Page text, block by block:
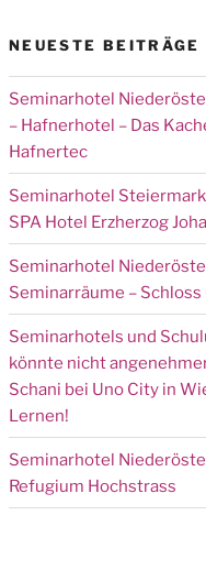
NEUESTE BEITRÄGE
Seminarhotel
– Hafnerhotel – Das
Hafnertec
Seminarhotel
SPA Hotel Erzherzog
Seminarhotel
Seminarräume –
Seminarhotels und
könnte nicht
Schani bei Uno City in
Lernen!
Seminarhotel
Refugium Hochstrass